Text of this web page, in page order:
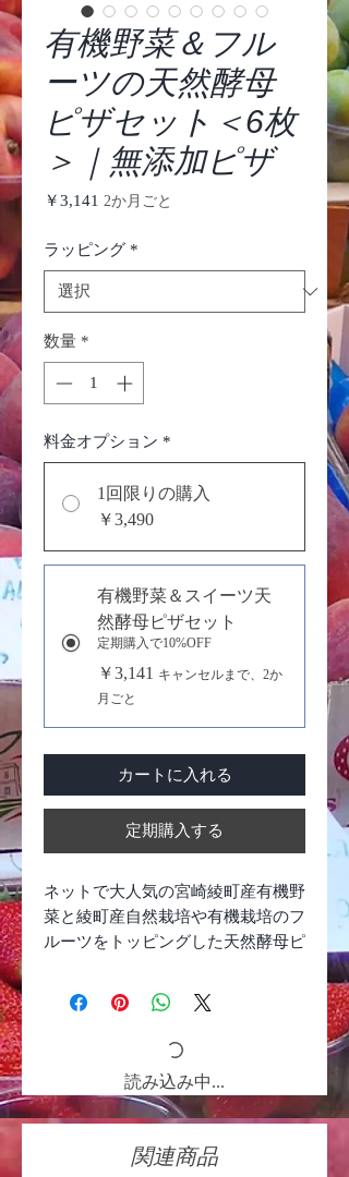
有機野菜＆フル
ーツの天然酵母
ピザセット＜6枚
＞｜無添加ピザ
￥3,141 価
2か月ごと
ラッピング *
数量 *
料金オプション *
1回限りの購入
￥3,490
有機野菜＆スイーツ天
然酵母ピザセット
定期購入で10%OFF
￥3,141 キャンセルまで、2か
月ごと
カートに入れる
定期購入する
ネットで大人気の宮崎綾町産有機野
菜と綾町産自然栽培や有機栽培のフ
ルーツをトッピングした天然酵母ピ
ました。
機械を使わず手ごねしたピザ生地は
粉と天然酵母、長崎産自然塩とオー
ガニック粗糖だけ。
添加物不使用のシンプルな原材料な
ので、何枚でも食べたくなります♪
読み込み中...
関連商品